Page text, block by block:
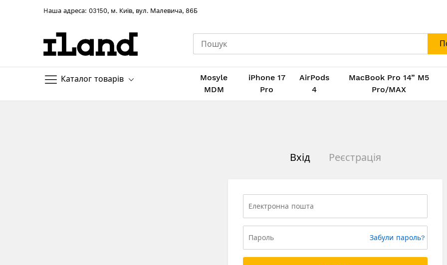
Hаша адреса: 03150, м. Київ, вул. Малевича, 86Б
Каталог товарів
Mosyle
MDM
iPhone 17
Pro
AirPods
4
MacBook Pro 14” M5
Pro/MAX
Вхід Реєстрація
Забули пароль?